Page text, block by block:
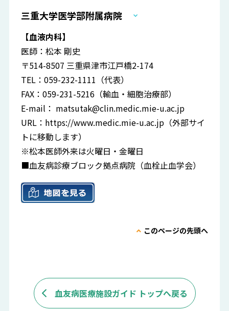
三重大学医学部附属病院
【血液内科】
医師：松本 剛史
〒514-8507 三重県津市江戸橋2-174
TEL：059-232-1111（代表）
FAX：059-231-5216（輸血・細胞治療部）
E-mail： matsutak@clin.medic.mie-u.ac.jp
URL： https://www.medic.mie-u.ac.jp （外部サイ
トに移動します）
※松本医師外来は火曜日・金曜日
■血友病診療ブロック拠点病院（血栓止血学会）
このページの先頭へ
血友病医療施設ガイド トップへ戻る